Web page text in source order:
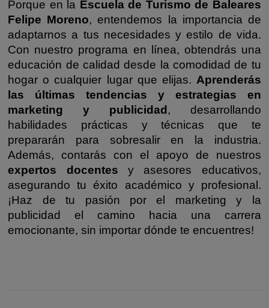
Porque en la Escuela de Turismo de Baleares
Felipe Moreno, entendemos la importancia de
adaptarnos a tus necesidades y estilo de vida.
Con nuestro programa en línea, obtendrás una
educación de calidad desde la comodidad de tu
hogar o cualquier lugar que elijas. Aprenderás
las últimas tendencias y estrategias en
marketing y publicidad , desarrollando
habilidades prácticas y técnicas que te
prepararán para sobresalir en la industria.
Además, contarás con el apoyo de nuestros
expertos docentes y asesores educativos,
asegurando tu éxito académico y profesional.
¡Haz de tu pasión por el marketing y la
publicidad el camino hacia una carrera
emocionante, sin importar dónde te encuentres!